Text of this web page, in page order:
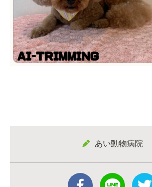
あい動物病院